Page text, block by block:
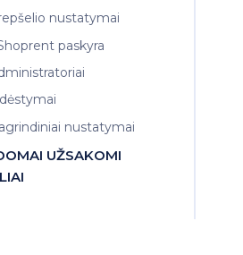
nustatymai
paskyra
nustatymai
UŽSAKOMI